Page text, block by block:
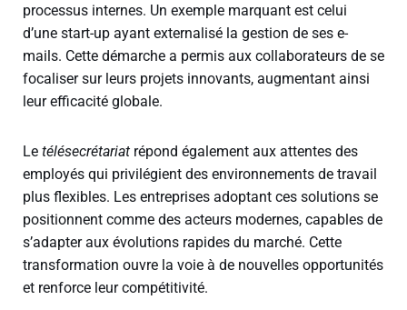
processus internes. Un exemple marquant est celui
d’une start-up ayant externalisé la gestion de ses e-
mails. Cette démarche a permis aux collaborateurs de se
focaliser sur leurs projets innovants, augmentant ainsi
leur efficacité globale.
Le télésecrétariat répond également aux attentes des
employés qui privilégient des environnements de travail
plus flexibles. Les entreprises adoptant ces solutions se
positionnent comme des acteurs modernes, capables de
s’adapter aux évolutions rapides du marché. Cette
transformation ouvre la voie à de nouvelles opportunités
et renforce leur compétitivité.